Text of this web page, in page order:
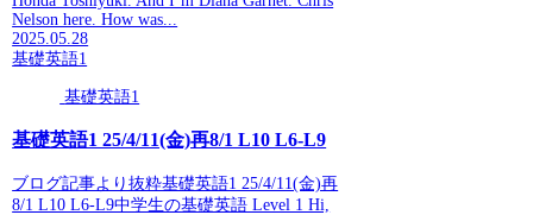
Nelson here. How was...
2025.05.28
基礎英語1
基礎英語1
基礎英語1 25/4/11(金)再8/1 L10 L6-L9
ブログ記事より抜粋基礎英語1 25/4/11(金)再
8/1 L10 L6-L9中学生の基礎英語 Level 1 Hi,